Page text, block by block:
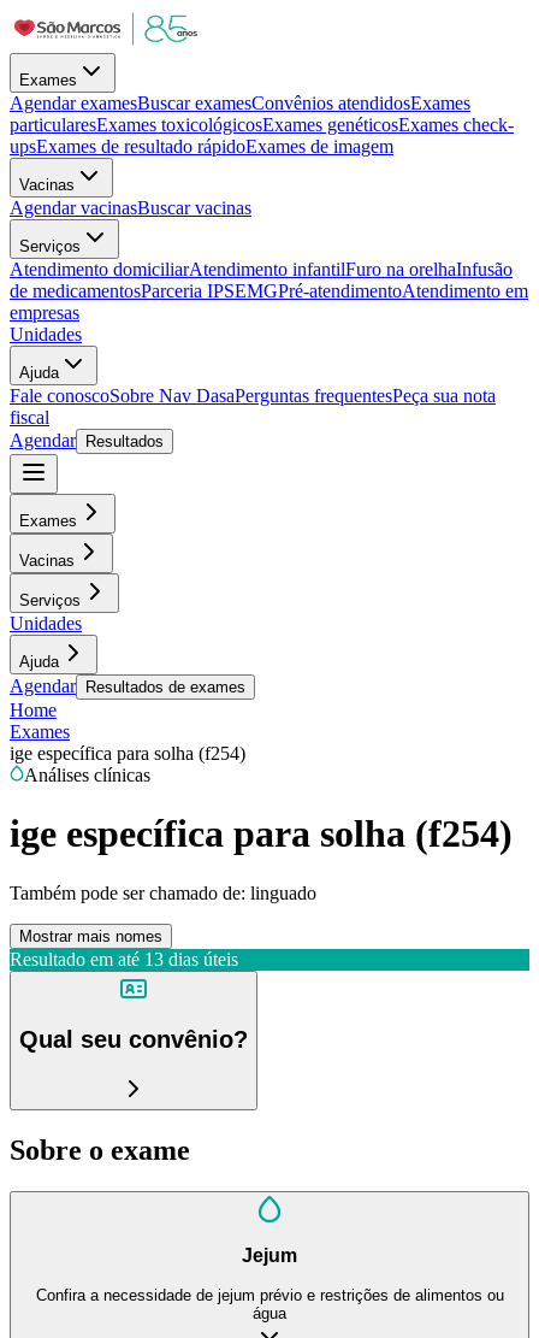
Exames
Agendar examesBuscar examesConvênios atendidosExames
particularesExames toxicológicosExames genéticosExames check-
upsExames de resultado rápidoExames de imagem
Vacinas
Agendar vacinasBuscar vacinas
Serviços
Atendimento domiciliarAtendimento infantilFuro na orelhaInfusão
de medicamentosParceria IPSEMGPré-atendimentoAtendimento em
empresas
Unidades
Ajuda
Fale conoscoSobre Nav DasaPerguntas frequentesPeça sua nota
fiscal
Agendar
Resultados
Exames
Vacinas
Serviços
Unidades
Ajuda
Agendar Resultados de exames
Home
Exames
ige específica para solha (f254)
Análises clínicas
ige específica para solha (f254)
Também pode ser chamado de: linguado
Mostrar mais nomes
Resultado em até 13 dias úteis
Qual seu convênio?
Sobre o exame
Jejum
Confira a necessidade de jejum prévio e restrições de alimentos ou
água